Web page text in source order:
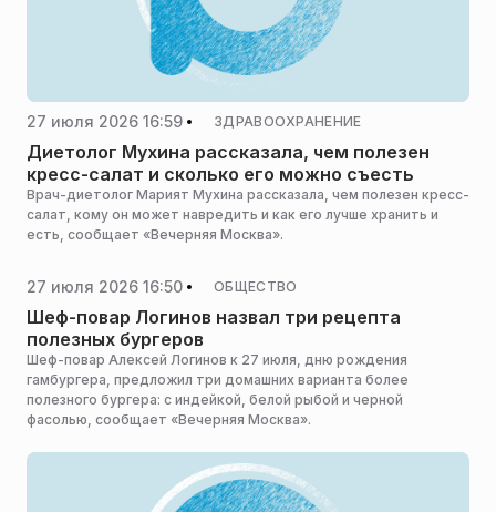
27 июля 2026 16:59 ЗДРАВООХРАНЕНИЕ
Диетолог Мухина рассказала, чем полезен
кресс-салат и сколько его можно съесть
Врач-диетолог Марият Мухина рассказала, чем полезен кресс-
салат, кому он может навредить и как его лучше хранить и
есть, сообщает «Вечерняя Москва».
27 июля 2026 16:50 ОБЩЕСТВО
Шеф-повар Логинов назвал три рецепта
полезных бургеров
Шеф-повар Алексей Логинов к 27 июля, дню рождения
гамбургера, предложил три домашних варианта более
полезного бургера: с индейкой, белой рыбой и черной
фасолью, сообщает «Вечерняя Москва».